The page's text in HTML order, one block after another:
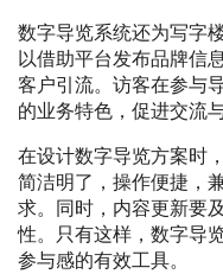
数字导览系统还为写字
以借助平台发布品牌信
客户引流。访客在参与
的业务特色，促进交流
在设计数字导览方案时
简洁明了，操作便捷，
求。同时，内容更新要
性。只有这样，数字导
参与感的有效工具。